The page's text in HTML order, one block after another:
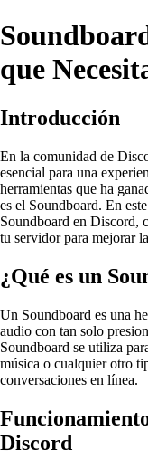
que
Introducción
En la comunidad de
esencial para una
herramientas que ha
es el Soundboard. En
Soundboard en Discord,
tu servidor para mejorar
¿Qué es un
Un Soundboard es una
audio con tan solo
Soundboard se utiliza
música o cualquier otro
conversaciones en línea.
Discord